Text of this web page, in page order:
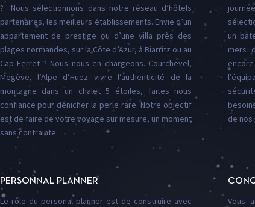
? Nous sélectionnons dans notre réseau d’hôtels
partenaires, les meilleurs établissements. Envie d’un
appartement de prestige ou d’une villa près des
plages normandes, sur la Côte d’Azur, à Biarritz ou au
Cap Ferret ? Nous nous en chargeons. Courchevel,
Megève, l’Alpe d’Huez vivre l’authenticité de la
montagne dans un chalet 5 étoiles, faites nous
confiance pour dénicher la perle rare. Notre objectif
est de faire de votre voyage sur mesure, un moment
sans contrainte.
un
mers
de
PERSONNAL PLANNER
Le rôle du personal planner est de construire avec
Vous